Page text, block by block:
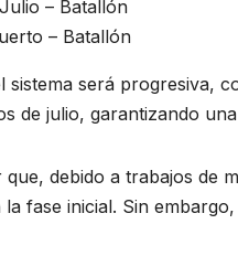
– Batallón
– Batallón
sistema será progresiva,
de julio, garantizando
debido a trabajos de
la fase inicial. Sin